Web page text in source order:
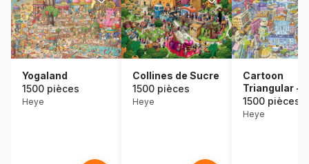
Yogaland
1500 pièces
Heye
Collines de Sucre
1500 pièces
Heye
Cartoon
Triangular -
Old Europe
1500 pièces
Heye